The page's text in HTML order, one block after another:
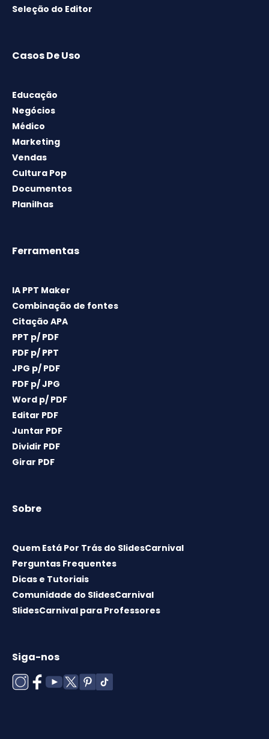
Seleção do Editor
Casos De Uso
Educação
Negócios
Médico
Marketing
Vendas
Cultura Pop
Documentos
Planilhas
Ferramentas
IA PPT Maker
Combinação de fontes
Citação APA
PPT p/ PDF
PDF p/ PPT
JPG p/ PDF
PDF p/ JPG
Word p/ PDF
Editar PDF
Juntar PDF
Dividir PDF
Girar PDF
Sobre
Quem Está Por Trás do SlidesCarnival
Perguntas Frequentes
Dicas e Tutoriais
Comunidade do SlidesCarnival
SlidesCarnival para Professores
Siga-nos